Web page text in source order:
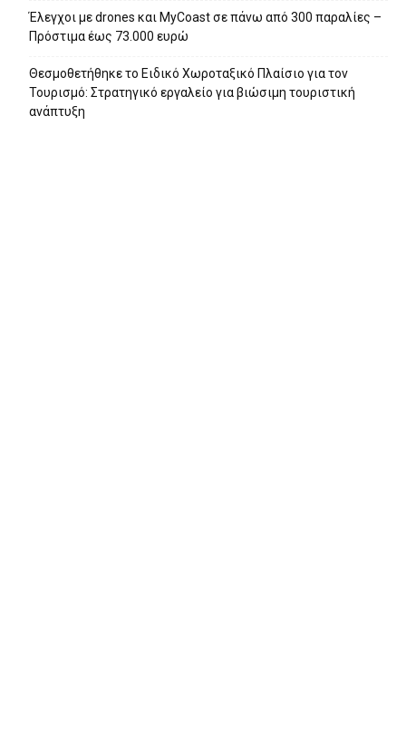
Έλεγχοι με drones και MyCoast σε πάνω από 300 παραλίες –
Πρόστιμα έως 73.000 ευρώ
Θεσμοθετήθηκε το Ειδικό Χωροταξικό Πλαίσιο για τον
Τουρισμό: Στρατηγικό εργαλείο για βιώσιμη τουριστική
ανάπτυξη